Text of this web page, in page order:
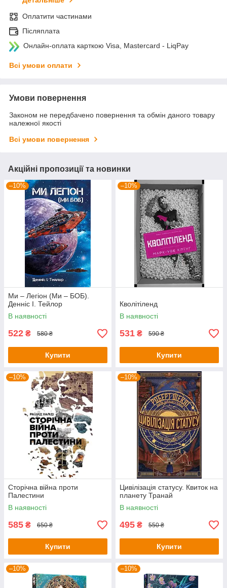
Оплатити частинами
Післяплата
Онлайн-оплата карткою Visa, Mastercard - LiqPay
Всі умови оплати
Умови повернення
Законом не передбачено повернення та обмін даного товару
належної якості
Всі умови повернення
Акційні пропозиції та новинки
–10%
Ми – Легіон (Ми – БОБ).
Денніс І. Тейлор
В наявності
522 ₴ 580 ₴
Купити
–10%
Кволітіленд
В наявності
531 ₴ 590 ₴
Купити
–10%
Сторічна війна проти
Палестини
В наявності
585 ₴ 650 ₴
Купити
–10%
Цивілізація статусу. Квиток на
планету Транай
В наявності
495 ₴ 550 ₴
Купити
–10% –10%